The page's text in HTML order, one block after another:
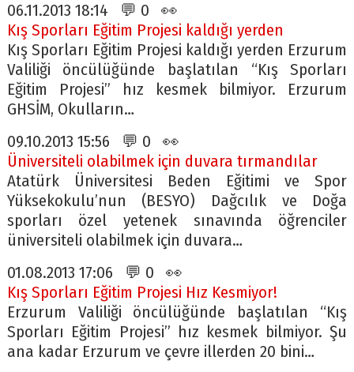
06.11.2013 18:14 💬 0 👀
Kış Sporları Eğitim Projesi kaldığı yerden
Kış Sporları Eğitim Projesi kaldığı yerden Erzurum
Valiliği öncülüğünde başlatılan “Kış Sporları
Eğitim Projesi” hız kesmek bilmiyor. Erzurum
GHSİM, Okulların…
09.10.2013 15:56 💬 0 👀
Üniversiteli olabilmek için duvara tırmandılar
Atatürk Üniversitesi Beden Eğitimi ve Spor
Yüksekokulu’nun (BESYO) Dağcılık ve Doğa
sporları özel yetenek sınavında öğrenciler
üniversiteli olabilmek için duvara…
01.08.2013 17:06 💬 0 👀
Kış Sporları Eğitim Projesi Hız Kesmiyor!
Erzurum Valiliği öncülüğünde başlatılan “Kış
Sporları Eğitim Projesi” hız kesmek bilmiyor. Şu
ana kadar Erzurum ve çevre illerden 20 bini…